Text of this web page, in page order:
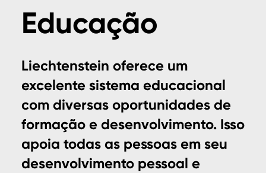
Educação
Liechtenstein oferece um
excelente sistema educacional
com diversas oportunidades de
formação e desenvolvimento. Isso
apoia todas as pessoas em seu
desenvolvimento pessoal e